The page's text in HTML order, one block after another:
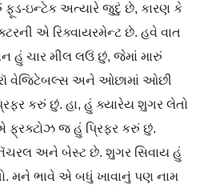
ઇન્ટેક અત્યારે જુદું છે, કારણ કે
એ રિક્વાયરમેન્ટ છે. હવે વાત
હું ચાર મીલ લઉં છું, જેમાં મારું
રૉ વેજિટેબલ્સ અને ઓછામાં ઓછી
કરું છું. હા, હું ક્યારેય શુગર લેતો
જ હું પ્રિફર કરું છું.
અને બેસ્ટ છે. શુગર સિવાય હું
મને ભાવે એ બધું ખાવાનું પણ નામ